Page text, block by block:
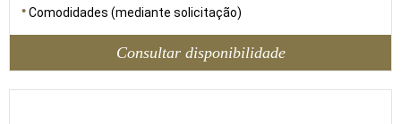
Comodidades (mediante solicitação)
Consultar disponibilidade